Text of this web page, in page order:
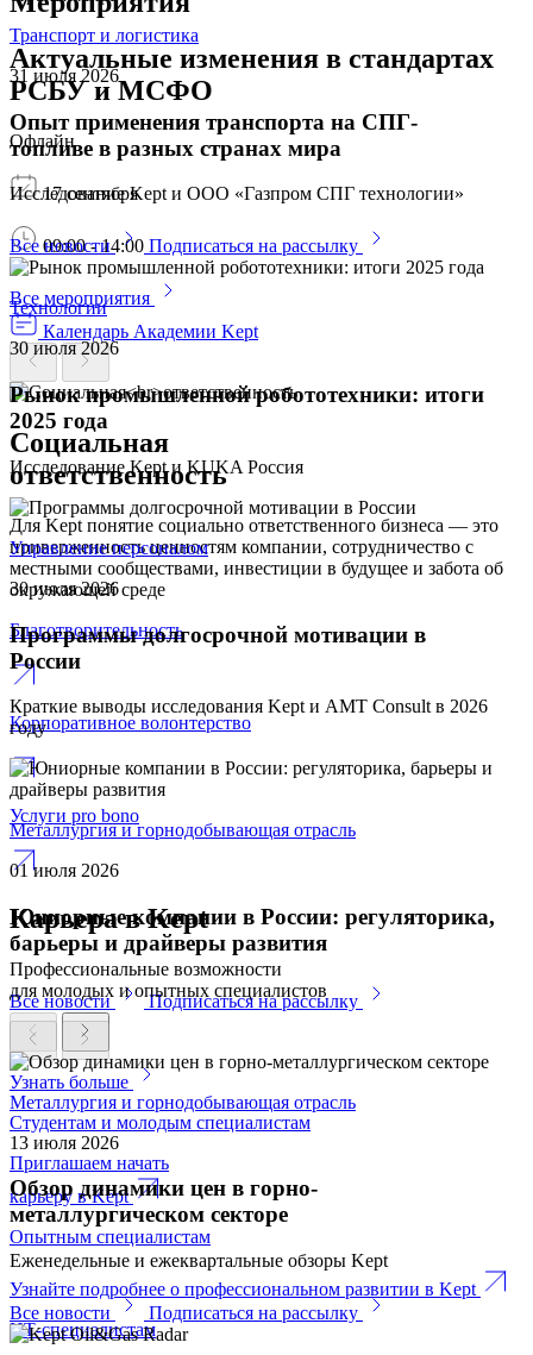
Транспорт и логистика
31 июля 2026
Опыт применения транспорта на СПГ-
топливе в разных странах мира
Исследование Kept и ООО «Газпром СПГ технологии»
Все новости Подписаться на рассылку
Технологии
30 июля 2026
Рынок промышленной робототехники: итоги
2025 года
Исследование Kept и KUKA Россия
Управление персоналом
30 июля 2026
Программы долгосрочной мотивации в
России
Краткие выводы исследования Kept и AMT Consult в 2026
году
Металлургия и горнодобывающая отрасль
01 июля 2026
Юниорные компании в России: регуляторика,
барьеры и драйверы развития
Все новости Подписаться на рассылку
Металлургия и горнодобывающая отрасль
13 июля 2026
Обзор динамики цен в горно-
металлургическом секторе
Еженедельные и ежеквартальные обзоры Kept
Все новости Подписаться на рассылку
Актуальные изменения в стандартах
РСБУ и МСФО
Офлайн
17 сентября
09:00 - 14:00
Все мероприятия
Календарь Академии Kept
Социальная
ответственность
Для Kept понятие социально ответственного бизнеса — это
приверженность ценностям компании, сотрудничество с
местными сообществами, инвестиции в будущее и забота об
окружающей среде
Благотворительность
Корпоративное волонтерство
Услуги pro bono
Карьера в Kept
Профессиональные возможности
для молодых и опытных специалистов
Узнать больше
Студентам и молодым специалистам
Приглашаем начать
карьеру в Kept
Опытным специалистам
Узнайте подробнее о профес­сиональном развитии в Kept
ИТ-специалистам